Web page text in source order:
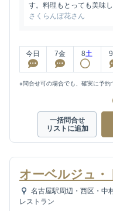
す。料理もとっても美味し
さくらんぼ花さん
今日 7金 8土 9
※問合せ可の場合でも、確実に予約
一括問合せ
リストに追加
オーベルジュ・
名古屋駅周辺・西区・中
レストラン